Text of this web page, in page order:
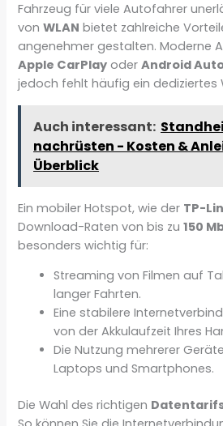
Fahrzeug für viele Autofahrer
vonWLAN bietet zahlreiche
angenehmer gestalten. Moderne
Apple CarPlay oderAndroid
jedoch fehlt häufig ein dediziertes
Auch interessant:
nachrüsten - Kosten &
Überblick
Ein mobiler Hotspot, wie der TP-
Download-Raten von bis zu150
besonders wichtig für:
Streaming von Filmen auf
langer Fahrten.
Eine stabilere
von der Akkulaufzeit Ihres
Die Nutzung mehrerer
Laptops und Smartphones.
Die Wahl des richtigen